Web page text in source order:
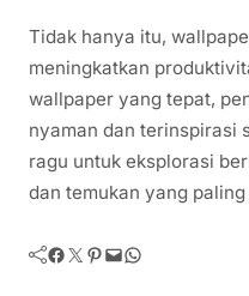
Tidak hanya itu,
meningkatkan
wallpaper yang tepat,
nyaman dan terinspirasi
ragu untuk eksplorasi
dan temukan yang
Facebook Twitter Pinterest Mail WhatsApp